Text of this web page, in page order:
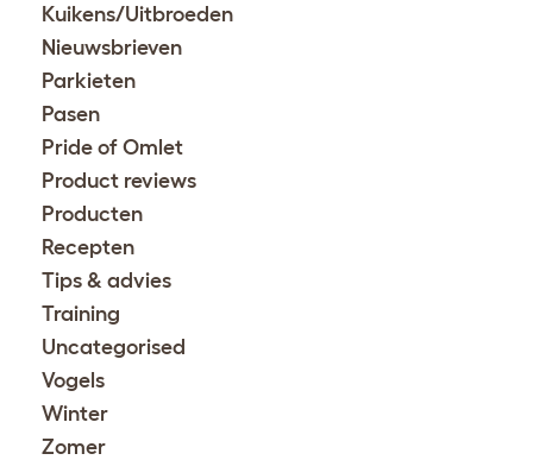
Kuikens/Uitbroeden
Nieuwsbrieven
Parkieten
Pasen
Pride of Omlet
Product reviews
Producten
Recepten
Tips & advies
Training
Uncategorised
Vogels
Winter
Zomer